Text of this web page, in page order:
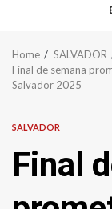
Home
SALVADOR
Final de semana
Salvador 2025
SALVADOR
Final